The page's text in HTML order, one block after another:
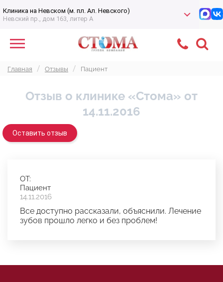
Клиника на Невском (м. пл. Ал. Невского)
Невский пр., дом 163, литер А
Главная Отзывы Пациент
Отзыв о клинике «Стома» от
14.11.2016
Оставить отзыв
ОТ:
Пациент
14.11.2016
Все доступно рассказали, объяснили. Лечение
зубов прошло легко и без проблем!